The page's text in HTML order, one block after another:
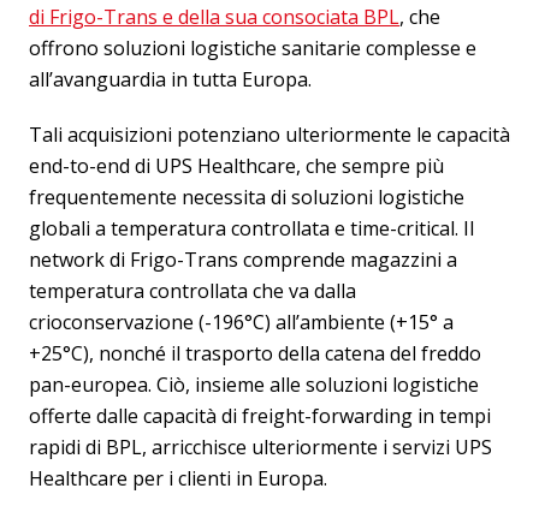
di Frigo-Trans e della sua consociata BPL, che
offrono soluzioni logistiche sanitarie complesse e
all’avanguardia in tutta Europa.
Tali acquisizioni potenziano ulteriormente le capacità
end-to-end di UPS Healthcare, che sempre più
frequentemente necessita di soluzioni logistiche
globali a temperatura controllata e time-critical. Il
network di Frigo-Trans comprende magazzini a
temperatura controllata che va dalla
crioconservazione (-196°C) all’ambiente (+15° a
+25°C), nonché il trasporto della catena del freddo
pan-europea. Ciò, insieme alle soluzioni logistiche
offerte dalle capacità di freight-forwarding in tempi
rapidi di BPL, arricchisce ulteriormente i servizi UPS
Healthcare per i clienti in Europa.